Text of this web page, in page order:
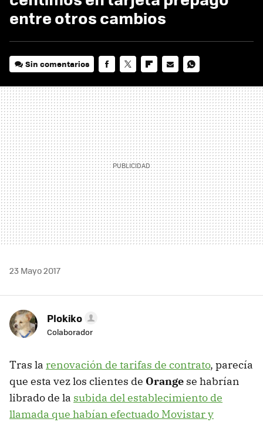
entre otros cambios
Sin comentarios
MAIL
23 Mayo 2017
Plokiko
Colaborador
Tras la renovación de tarifas de contrato, parecía
que esta vez los clientes de Orange se habrían
librado de la subida del establecimiento de
llamada que habían efectuado Movistar y